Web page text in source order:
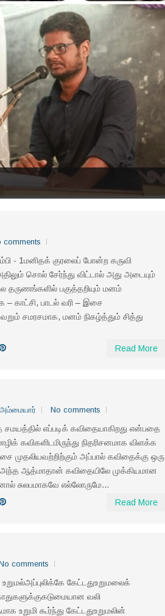
comments
- 1மனிதக் குரலைப் போன்ற கருவி
சொல் சேர்ந்து விட்டால் அது அடையும்
தருணங்களில் பகுத்தறியும் மனம்
காட்சி, பாடல் வரி – இசை
சமரசமாக, மனம் நிகழ்த்தும் சித்து
Read More
No comments
எப்படிக் கவிதையாகிறது என்பதை
கவிகளிடமிருந்து நிதரிசனமாக விளக்க
முதலியவற்றிற்கும் அப்பால் கவிதைக்கு ஒரு
அந்த ஆத்மாதான் கவிதையிலே முக்கியமான
சுலபமாகவே எல்லோருமே...
Read More
comments
உறுமல்அப்புலிக்கே கேட்டதுஉறுமலைக்
வலி
உறுமி கூர்ந்து கேட்டதுஉறுமலின்